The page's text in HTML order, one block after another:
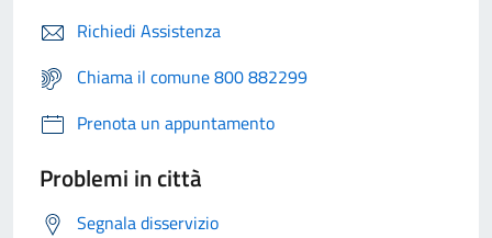
Richiedi Assistenza
Chiama il comune 800 882299
Prenota un appuntamento
Problemi in città
Segnala disservizio